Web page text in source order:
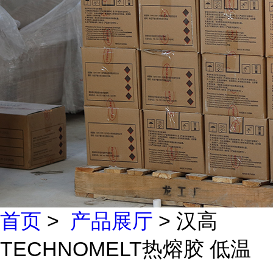
首页 > 产品展厅 > 汉高
TECHNOMELT热熔胶 低温